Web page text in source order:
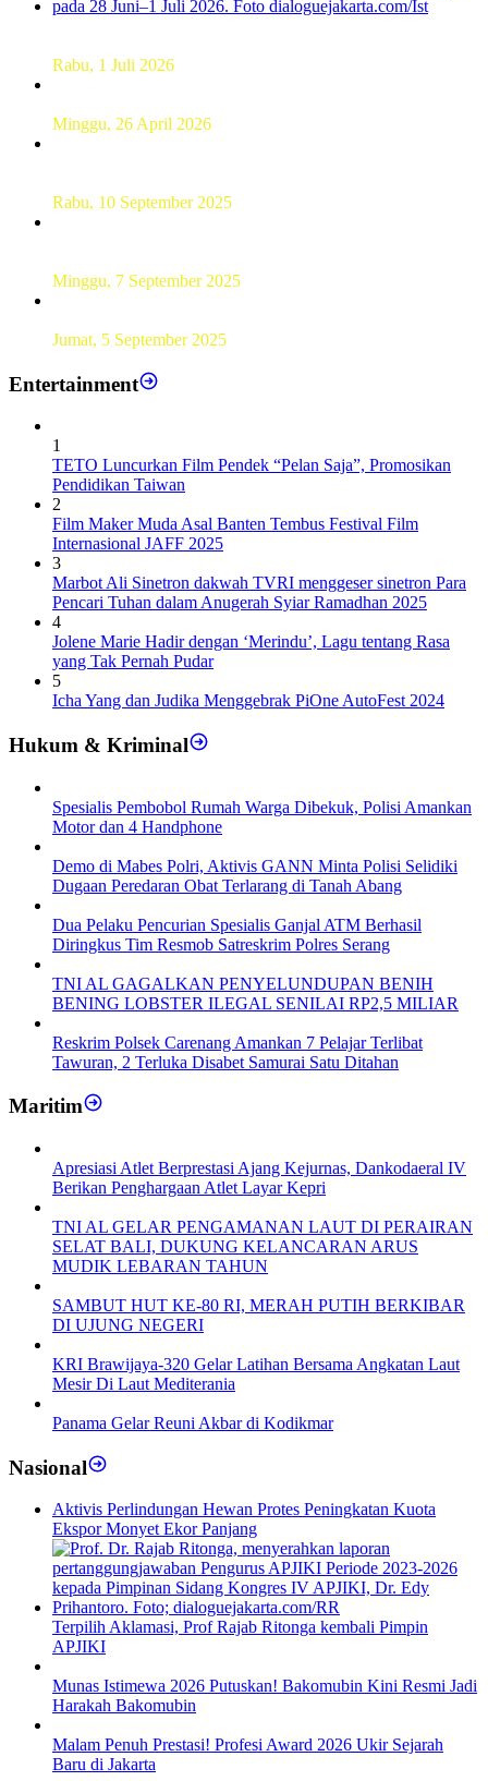
Rabu, 1 Juli 2026
Minggu, 26 April 2026
Rabu, 10 September 2025
Minggu, 7 September 2025
Jumat, 5 September 2025
Entertainment
1
TETO Luncurkan Film Pendek “Pelan Saja”, Promosikan
Pendidikan Taiwan
2
Film Maker Muda Asal Banten Tembus Festival Film
Internasional JAFF 2025
3
Marbot Ali Sinetron dakwah TVRI menggeser sinetron Para
Pencari Tuhan dalam Anugerah Syiar Ramadhan 2025
4
Jolene Marie Hadir dengan ‘Merindu’, Lagu tentang Rasa
yang Tak Pernah Pudar
5
Icha Yang dan Judika Menggebrak PiOne AutoFest 2024
Hukum & Kriminal
Spesialis Pembobol Rumah Warga Dibekuk, Polisi Amankan
Motor dan 4 Handphone
Demo di Mabes Polri, Aktivis GANN Minta Polisi Selidiki
Dugaan Peredaran Obat Terlarang di Tanah Abang
Dua Pelaku Pencurian Spesialis Ganjal ATM Berhasil
Diringkus Tim Resmob Satreskrim Polres Serang
TNI AL GAGALKAN PENYELUNDUPAN BENIH
BENING LOBSTER ILEGAL SENILAI RP2,5 MILIAR
Reskrim Polsek Carenang Amankan 7 Pelajar Terlibat
Tawuran, 2 Terluka Disabet Samurai Satu Ditahan
Maritim
Apresiasi Atlet Berprestasi Ajang Kejurnas, Dankodaeral IV
Berikan Penghargaan Atlet Layar Kepri
TNI AL GELAR PENGAMANAN LAUT DI PERAIRAN
SELAT BALI, DUKUNG KELANCARAN ARUS
MUDIK LEBARAN TAHUN
SAMBUT HUT KE-80 RI, MERAH PUTIH BERKIBAR
DI UJUNG NEGERI
KRI Brawijaya-320 Gelar Latihan Bersama Angkatan Laut
Mesir Di Laut Mediterania
Panama Gelar Reuni Akbar di Kodikmar
Nasional
Aktivis Perlindungan Hewan Protes Peningkatan Kuota
Ekspor Monyet Ekor Panjang
Terpilih Aklamasi, Prof Rajab Ritonga kembali Pimpin
APJIKI
Munas Istimewa 2026 Putuskan! Bakomubin Kini Resmi Jadi
Harakah Bakomubin
Malam Penuh Prestasi! Profesi Award 2026 Ukir Sejarah
Baru di Jakarta